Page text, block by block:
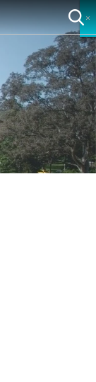
×
×
×
×